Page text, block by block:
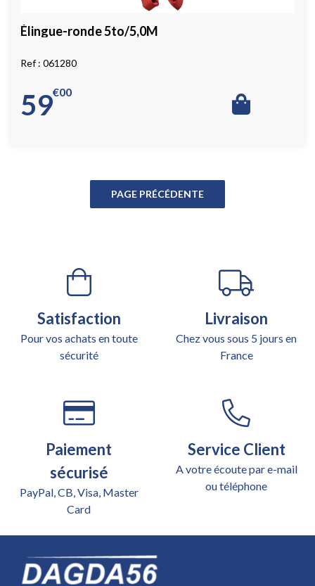
Élingue-ronde 5to/5,0M
061280
59 00
€
Satisfaction
Pour vos achats en toute
sécurité
Livraison
Chez vous sous 5 jours en
France
Paiement
sécurisé
PayPal, CB, Visa, Master
Card
Service Client
A votre écoute par e-mail
ou téléphone